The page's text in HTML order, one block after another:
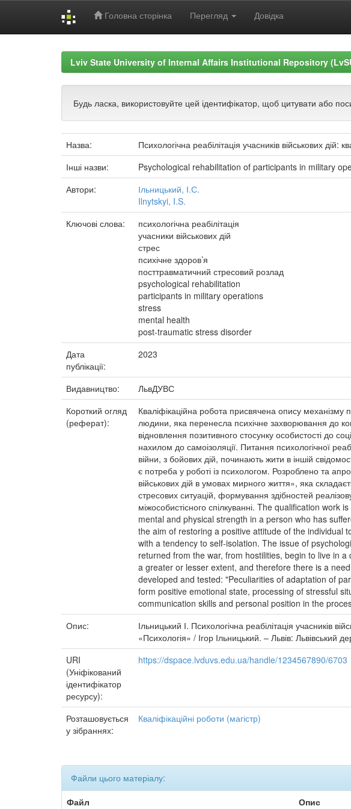
Головна сторінка Перегляд Довідка
Lviv State University of Internal Affairs Institutional Repository
Будь ласка, використовуйте цей ідентифікатор, щоб цитувати або
Назва:
Психологічна реабілітація учасників військових
Інші назви:
Psychological rehabilitation of participants in military
Автори:
Ільницький, І.С.
Ilnytskyi, I.S.
Ключові слова:
психологічна реабілітація
учасники військових дій
стрес
психічне здоров’я
посттравматичний стресовий розлад
psychological rehabilitation
participants in military operations
stress
mental health
post-traumatic stress disorder
Дата
публікації:
2023
Видавництво:
ЛьвДУВС
Короткий огляд
(реферат):
Кваліфікаційна робота присвячена опису механізму
людини, яка перенесла психічне захворювання до
відновлення позитивного стосунку особистості до
нахилом до самоізоляції. Питання психологічної
війни, з бойових дій, починають жити в іншій
є потреба у роботі із психологом. Розроблено та
військових дій в умовах мирного життя», яка
стресових ситуацій, формування здібностей
міжособистісного спілкуванні. The qualification
mental and physical strength in a person who has
the aim of restoring a positive attitude of the individual
with a tendency to self-isolation. The issue of
returned from the war, from hostilities, begin to live in
a greater or lesser extent, and therefore there is a
developed and tested: "Peculiarities of adaptation of
form positive emotional state, processing of stressful
communication skills and personal position in the
Опис:
Ільницький І. Психологічна реабілітація учасників
«Психологія» / Ігор Ільницький. – Львів:
URI
(Уніфікований
ідентифікатор
ресурсу):
https://dspace.lvduvs.edu.ua/handle/1234567890/6703
Розташовується
у зібраннях:
Кваліфікаційні роботи (магістр)
Файли цього матеріалу:
Файл
Опис